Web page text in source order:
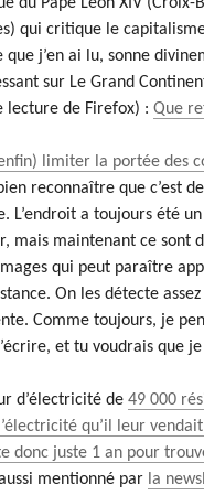
qui critique le capitalisme
j’en ai lu, sonne
sur Le Grand
lecture de Firefox) : Que
limiter la portée des
reconnaître que c’est
L’endroit a toujours été
mais maintenant ce sont
qui peut paraître
On les détecte
Comme toujours, je
et tu voudrais que
d’électricité de 49 000
qu’il leur
donc juste 1 an pour
mentionné par la